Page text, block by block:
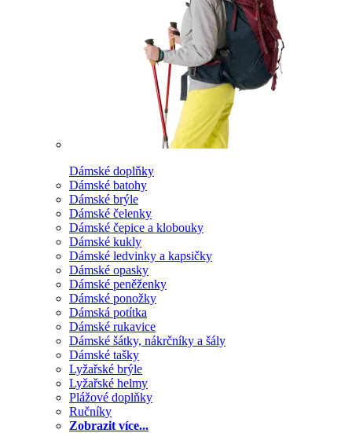
Dámské doplňky
Dámské batohy
Dámské brýle
Dámské čelenky
Dámské čepice a klobouky
Dámské kukly
Dámské ledvinky a kapsičky
Dámské opasky
Dámské peněženky
Dámské ponožky
Dámská potítka
Dámské rukavice
Dámské šátky, nákrčníky a šály
Dámské tašky
Lyžařské brýle
Lyžařské helmy
Plážové doplňky
Ručníky
Zobrazit více...